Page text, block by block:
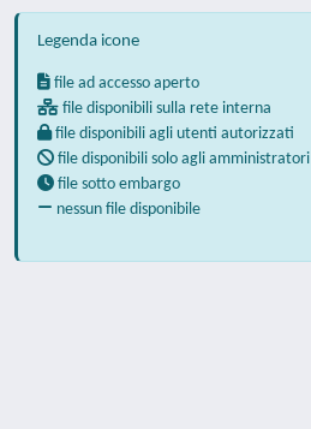
Legenda icone
file ad accesso aperto
file disponibili sulla rete interna
file disponibili agli utenti autorizzati
file disponibili solo agli amministratori
file sotto embargo
nessun file disponibile